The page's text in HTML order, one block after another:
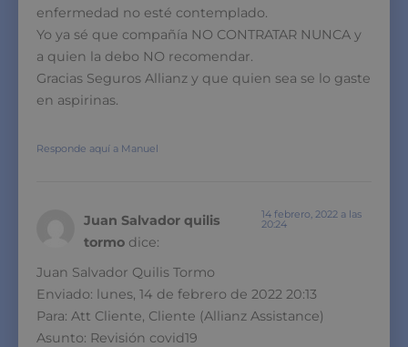
enfermedad no esté contemplado.
Yo ya sé que compañía NO CONTRATAR NUNCA y
a quien la debo NO recomendar.
Gracias Seguros Allianz y que quien sea se lo gaste
en aspirinas.
Responde aquí a Manuel
Juan Salvador quilis
tormo dice:
14 febrero, 2022 a las
20:24
Juan Salvador Quilis Tormo
Enviado: lunes, 14 de febrero de 2022 20:13
Para: Att Cliente, Cliente (Allianz Assistance)
Asunto: Revisión covid19